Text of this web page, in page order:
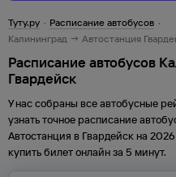
Туту.ру · Расписание автобусов ·
Калининград → Автостанция
Расписание автобусов
Гвардейск
У нас собраны все автобусные
узнать точное расписание
Автостанция в Гвардейск на 2026
купить билет онлайн за 5 минут.